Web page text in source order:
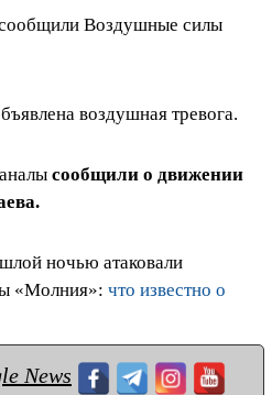
Воздушные силы
воздушная тревога.
сообщили о движении
ночью атаковали
«Молния»: что известно о
News